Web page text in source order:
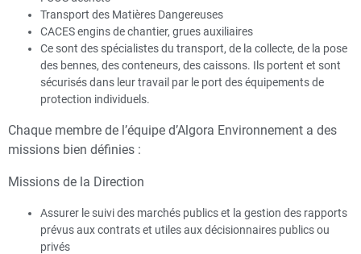
Transport des Matières Dangereuses
CACES engins de chantier, grues auxiliaires
Ce sont des spécialistes du transport, de la collecte, de la pose
des bennes, des conteneurs, des caissons. Ils portent et sont
sécurisés dans leur travail par le port des équipements de
protection individuels.
Chaque membre de l’équipe d’Algora Environnement a des
missions bien définies :
Missions de la Direction
Assurer le suivi des marchés publics et la gestion des rapports
prévus aux contrats et utiles aux décisionnaires publics ou
privés